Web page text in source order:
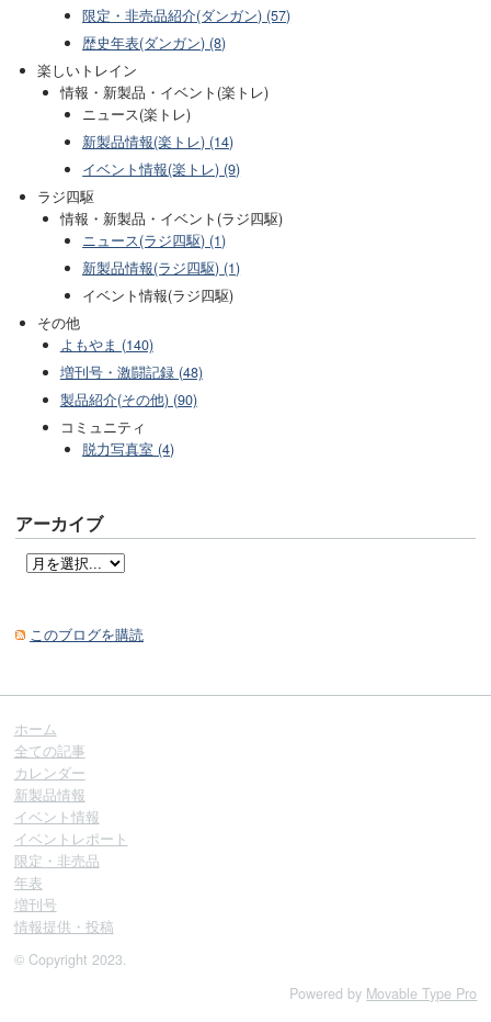
限定・非売品紹介(ダンガン) (57)
歴史年表(ダンガン) (8)
楽しいトレイン
情報・新製品・イベント(楽トレ)
ニュース(楽トレ)
新製品情報(楽トレ) (14)
イベント情報(楽トレ) (9)
ラジ四駆
情報・新製品・イベント(ラジ四駆)
ニュース(ラジ四駆) (1)
新製品情報(ラジ四駆) (1)
イベント情報(ラジ四駆)
その他
よもやま (140)
増刊号・激闘記録 (48)
製品紹介(その他) (90)
コミュニティ
脱力写真室 (4)
アーカイブ
このブログを購読
ホーム
全ての記事
カレンダー
新製品情報
イベント情報
イベントレポート
限定・非売品
年表
増刊号
情報提供・投稿
© Copyright 2023.
Powered by Movable Type Pro